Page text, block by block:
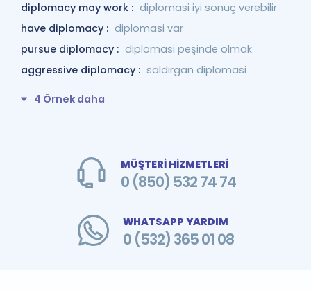
diplomacy may work : diplomasi iyi sonuç verebilir
have diplomacy : diplomasi var
pursue diplomacy : diplomasi peşinde olmak
aggressive diplomacy : saldırgan diplomasi
4 Örnek daha
MÜŞTERİ HİZMETLERİ
0 (850) 532 74 74
WHATSAPP YARDIM
0 (532) 365 01 08